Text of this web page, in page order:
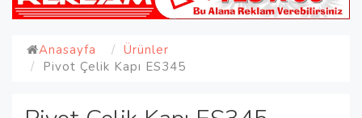
Anasayfa
Ürünler
Pivot Çelik Kapı ES345